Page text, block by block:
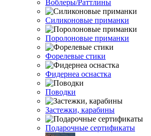
Воблеры/Раттлины
Силиконовые приманки
Поролоновые приманки
Форелевые стики
Фидернеа оснастка
Поводки
Застежки, карабины
Подарочные сертификаты